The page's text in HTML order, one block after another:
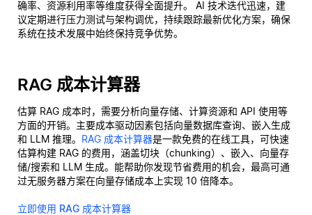
确率、资源利用率等维度获得全面提升。 AI 技术迭代迅速，建
议定期进行压力测试与架构调优，持续跟踪最新优化方案，确保
系统在技术发展中始终保持竞争优势。
RAG 成本计算器
估算 RAG 成本时，需要分析向量存储、计算资源和 API 使用等
方面的开销。主要成本驱动因素包括向量数据库查询、嵌入生成
和 LLM 推理。 RAG 成本计算器是一款免费的在线工具，可快速
估算构建 RAG 的费用，涵盖切块（chunking）、嵌入、向量存
储/搜索和 LLM 生成。能帮助你发现节省费用的机会，最高可通
过无服务器方案在向量存储成本上实现 10 倍降本。
立即使用 RAG 成本计算器